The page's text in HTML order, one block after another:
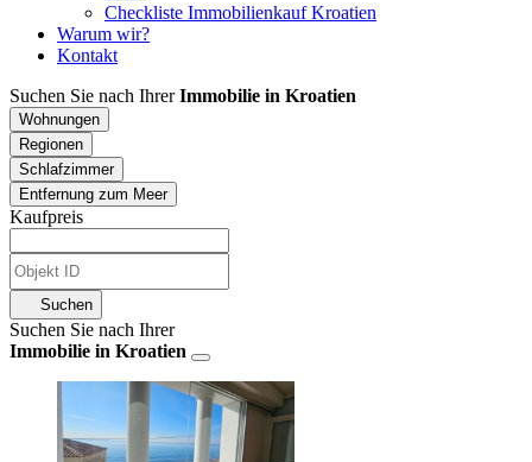
Checkliste Immobilienkauf Kroatien
Warum wir?
Kontakt
Suchen Sie nach IhrerImmobilie in Kroatien
Wohnungen
Regionen
Schlafzimmer
Entfernung zum Meer
Kaufpreis
Suchen
Suchen Sie nach Ihrer
Immobilie in Kroatien